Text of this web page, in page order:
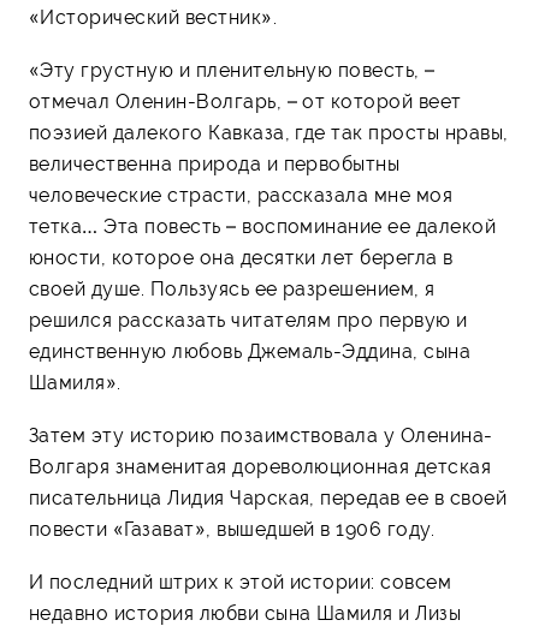
«Исторический вестник».
«Эту грустную и пленительную повесть, –
отмечал Оленин-Волгарь, – от которой веет
поэзией далекого Кавказа, где так просты нравы,
величественна природа и первобытны
человеческие страсти, рассказала мне моя
тетка… Эта повесть – воспоминание ее далекой
юности, которое она десятки лет берегла в
своей душе. Пользуясь ее разрешением, я
решился рассказать читателям про первую и
единственную любовь Джемаль-Эддина, сына
Шамиля».
Затем эту историю позаимствовала у Оленина-
Волгаря знаменитая дореволюционная детская
писательница Лидия Чарская, передав ее в своей
повести «Газават», вышедшей в 1906 году.
И последний штрих к этой истории: совсем
недавно история любви сына Шамиля и Лизы